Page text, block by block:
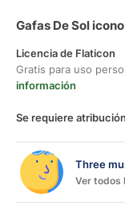
Gafas De Sol
Licencia de Flaticon
Gratis para uso
información
Se requiere atribución
Three
Ver todos